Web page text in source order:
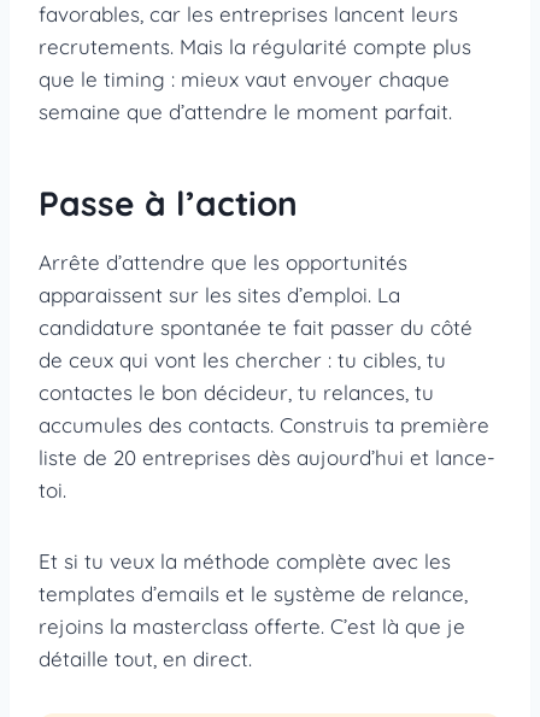
favorables, car les entreprises lancent leurs
recrutements. Mais la régularité compte plus
que le timing : mieux vaut envoyer chaque
semaine que d’attendre le moment parfait.
Passe à l’action
Arrête d’attendre que les opportunités
apparaissent sur les sites d’emploi. La
candidature spontanée te fait passer du côté
de ceux qui vont les chercher : tu cibles, tu
contactes le bon décideur, tu relances, tu
accumules des contacts. Construis ta première
liste de 20 entreprises dès aujourd’hui et lance-
toi.
Et si tu veux la méthode complète avec les
templates d’emails et le système de relance,
rejoins la masterclass offerte. C’est là que je
détaille tout, en direct.